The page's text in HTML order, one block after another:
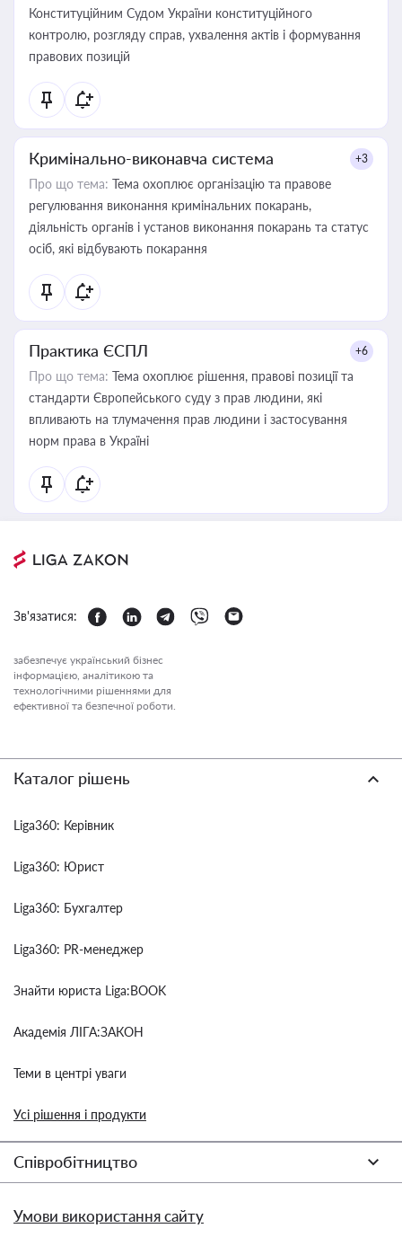
Конституційним Судом України конституційного
контролю, розгляду справ, ухвалення актів і формування
правових позицій
Кримінально-виконавча система +3
Про що тема: Тема охоплює організацію та правове
регулювання виконання кримінальних покарань,
діяльність органів і установ виконання покарань та статус
осіб, які відбувають покарання
Практика ЄСПЛ +6
Про що тема: Тема охоплює рішення, правові позиції та
стандарти Європейського суду з прав людини, які
впливають на тлумачення прав людини і застосування
норм права в Україні
Зв'язатися:
забезпечує український бізнес
інформацією, аналітикою та
технологічними рішеннями для
ефективної та безпечної роботи.
Каталог рішень
Liga360: Керівник
Liga360: Юрист
Liga360: Бухгалтер
Liga360: PR-менеджер
Знайти юриста Liga:BOOK
Академія ЛІГА:ЗАКОН
Теми в центрі уваги
Усі рішення і продукти
Співробітництво
Умови використання сайту